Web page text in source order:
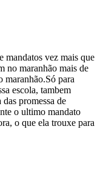
mandatos vez mais que
no maranhão mais de
maranhão.Só para
escola, tambem
promessa de
o ultimo mandato
o que ela trouxe para